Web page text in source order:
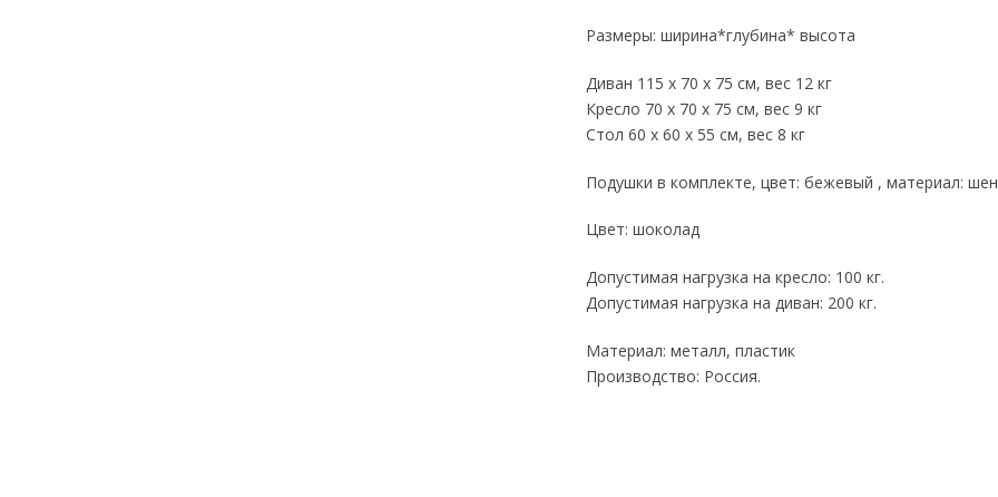
Размеры: ширина*глубина* высота
Диван 115 x 70 x 75 см, вес 12 кг
Кресло 70 x 70 x 75 см, вес 9 кг
Стол 60 х 60 х 55 см, вес 8 кг
Подушки в комплекте, цвет: бежевый , материал:
Цвет: шоколад
Допустимая нагрузка на кресло: 100 кг.
Допустимая нагрузка на диван: 200 кг.
Материал: металл, пластик
Производство: Россия.